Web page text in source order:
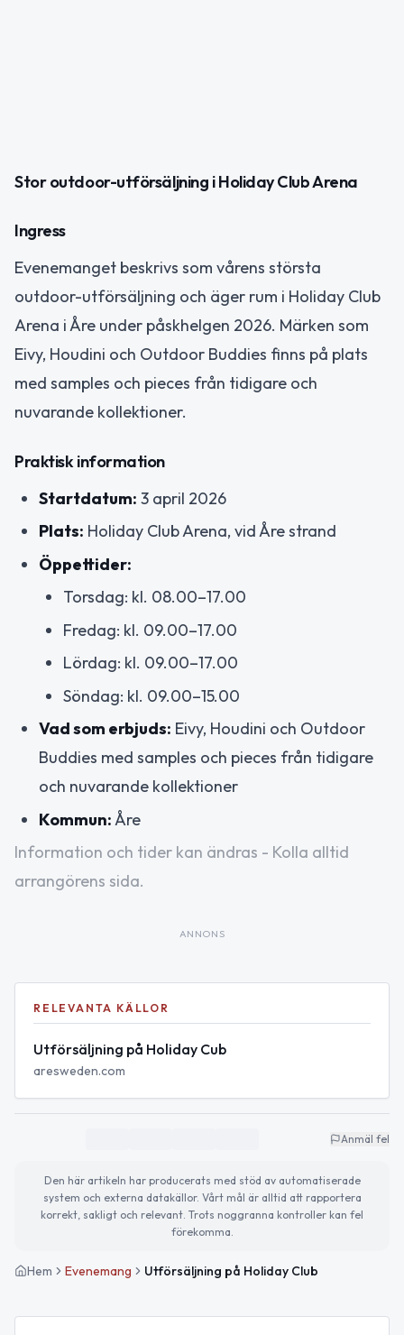
Stor outdoor-utförsäljning i Holiday Club Arena
Ingress
Evenemanget beskrivs som vårens största
outdoor-utförsäljning och äger rum i Holiday Club
Arena i Åre under påskhelgen 2026. Märken som
Eivy, Houdini och Outdoor Buddies finns på plats
med samples och pieces från tidigare och
nuvarande kollektioner.
Praktisk information
Startdatum: 3 april 2026
Plats: Holiday Club Arena, vid Åre strand
Öppettider:
Torsdag: kl. 08.00–17.00
Fredag: kl. 09.00–17.00
Lördag: kl. 09.00–17.00
Söndag: kl. 09.00–15.00
Vad som erbjuds: Eivy, Houdini och Outdoor
Buddies med samples och pieces från tidigare
och nuvarande kollektioner
Kommun: Åre
Information och tider kan ändras - Kolla alltid
arrangörens sida.
ANNONS
RELEVANTA KÄLLOR
Utförsäljning på Holiday Cub
aresweden.com
Anmäl fel
Den här artikeln har producerats med stöd av automatiserade
system och externa datakällor. Vårt mål är alltid att rapportera
korrekt, sakligt och relevant. Trots noggranna kontroller kan fel
förekomma.
Hem Evenemang Utförsäljning på Holiday Club